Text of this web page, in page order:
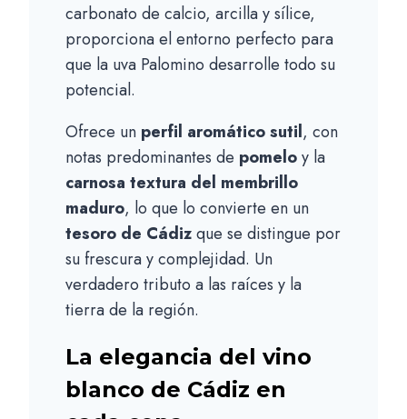
carbonato de calcio, arcilla y sílice,
proporciona el entorno perfecto para
que la uva Palomino desarrolle todo su
potencial.
Ofrece un perfil aromático sutil, con
notas predominantes de pomeloy la
carnosa textura del membrillo
maduro, lo que lo convierte en un
tesoro de Cádizque se distingue por
su frescura y complejidad. Un
verdadero tributo a las raíces y la
tierra de la región.
La elegancia del vino
blanco de Cádiz en